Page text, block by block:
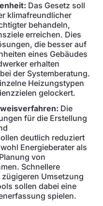
Das Gesetz soll
klimafreundlicher
behandeln,
erreichen. Dies
die besser auf
eines Gebäudes
erhalten
der Systemberatung.
Heizungstypen
gelockert.
Die
für die Erstellung
deutlich reduziert
Energieberater als
von
Schnellere
Umsetzung
sollen dabei eine
spielen.